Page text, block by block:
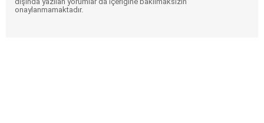
onaylanmamaktadır.